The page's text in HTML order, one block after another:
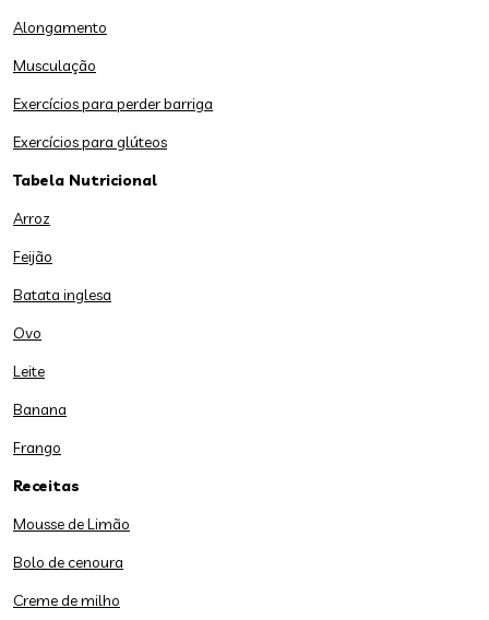
Alongamento
Musculação
Exercícios para perder barriga
Exercícios para glúteos
Tabela Nutricional
Arroz
Feijão
Batata inglesa
Ovo
Leite
Banana
Frango
Receitas
Mousse de Limão
Bolo de cenoura
Creme de milho